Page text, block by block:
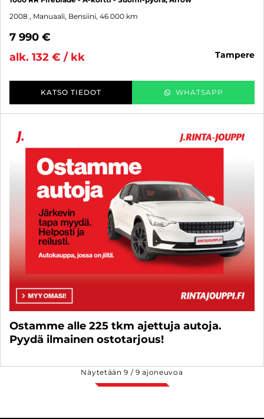
2008 , Manuaali, Bensiini, 46 000 km
7 990 €
alk. 132 € / kk
tampere
KATSO TIEDOT WHATSAPP
Ostamme alle 225 tkm ajettuja autoja.
Pyydä ilmainen ostotarjous!
Näytetään9 /9 ajoneuvoa